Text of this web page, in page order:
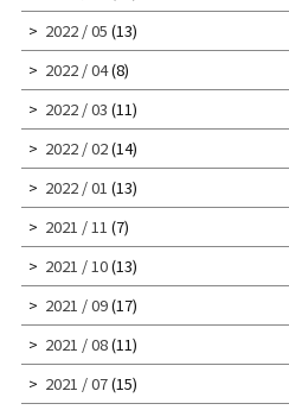
2022 / 05 (13)
2022 / 04(8)
2022 / 03 (11)
2022 / 02(14)
2022 / 01 (13)
2021 / 11 (7)
2021 / 10(13)
2021 / 09(17)
2021 / 08(11)
2021 / 07(15)